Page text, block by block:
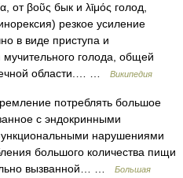
от βοῦς бык и λῑμός голод,
резкое усиление
в виде приступа и
голода, общей
области.… …
Википедия
потреблять большое
с эндокринными
нарушениями
большого количества пищи
вызванной… …
Большая